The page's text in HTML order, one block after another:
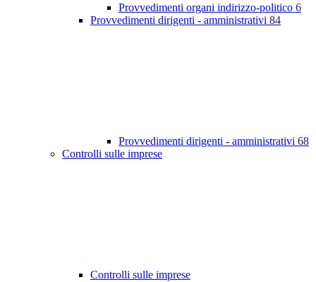
Provvedimenti organi indirizzo-politico 6
Provvedimenti dirigenti - amministrativi 84
Provvedimenti dirigenti - amministrativi 68
Controlli sulle imprese
Controlli sulle imprese